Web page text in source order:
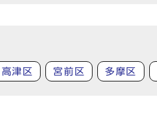
高津区 宮前区 多摩区